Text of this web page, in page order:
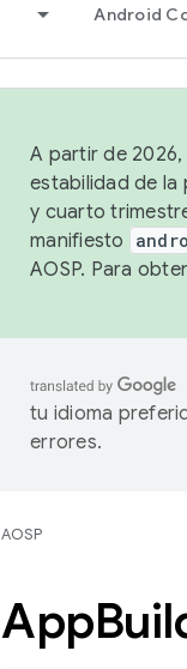
Android
A partir de
estabilidad de la
y cuarto
manifiesto
AOSP. Para
tu idioma
errores.
AOSP
App